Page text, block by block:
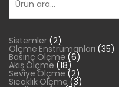
Sistemler 22
ürün
Ölçme Enstrümanları 3535
Basınç Ölçme 66
ürün
Akış Ölçme 1818
ürün
Seviye Ölçme 22
ürün
Sıcaklık Ölçme 33